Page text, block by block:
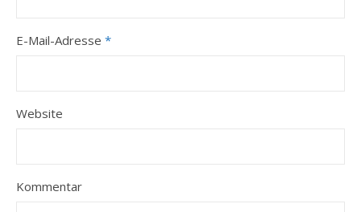
E-Mail-Adresse *
Website
Kommentar